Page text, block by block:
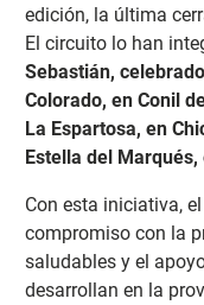
edición, la última
El circuito lo han
Sebastián,
Colorado, en Conil
La Espartosa, en
Estella del
Con esta iniciativa,
compromiso con la
saludables y el
desarrollan en la